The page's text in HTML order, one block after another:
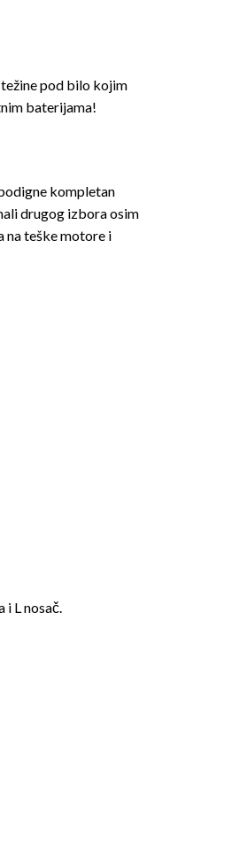
pod bilo kojim
baterijama!
kompletan
drugog izbora osim
na teške motore i
i L nosač.